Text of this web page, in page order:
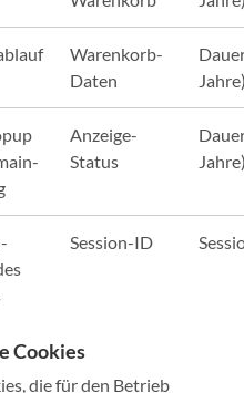
Warenkorb-
Daten
Anzeige-
Status
Session-ID
Cookies
die für den Betrieb